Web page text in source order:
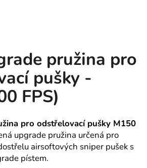
pružina pro
pušky -
FPS)
pro odstřelovací pušky M150
upgrade pružina určená pro
airsoftových sniper pušek s
pístem.